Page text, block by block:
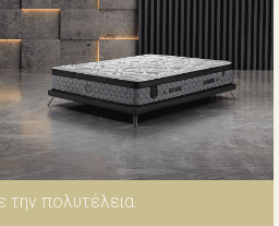
την πολυτέλεια.